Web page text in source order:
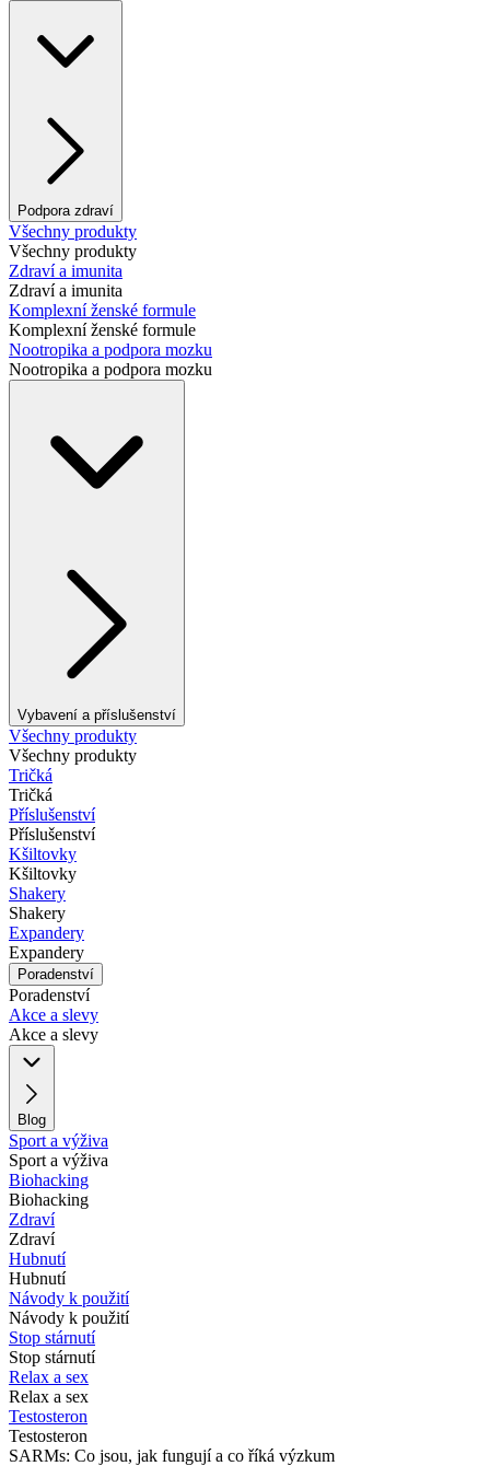
Podpora zdraví
Všechny produkty
Všechny produkty
Zdraví a imunita
Zdraví a imunita
Komplexní ženské formule
Komplexní ženské formule
Nootropika a podpora mozku
Nootropika a podpora mozku
Vybavení a příslušenství
Všechny produkty
Všechny produkty
Tričká
Tričká
Příslušenství
Příslušenství
Kšiltovky
Kšiltovky
Shakery
Shakery
Expandery
Expandery
Poradenství
Poradenství
Akce a slevy
Akce a slevy
Blog
Sport a výživa
Sport a výživa
Biohacking
Biohacking
Zdraví
Zdraví
Hubnutí
Hubnutí
Návody k použití
Návody k použití
Stop stárnutí
Stop stárnutí
Relax a sex
Relax a sex
Testosteron
Testosteron
SARMs: Co jsou, jak fungují a co říká výzkum